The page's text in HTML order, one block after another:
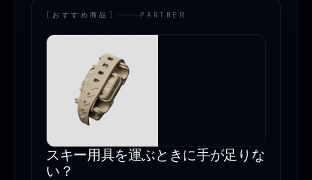
[ おすすめ商品 ] PARTNER
スキー用具を運ぶときに手が足りな
い？